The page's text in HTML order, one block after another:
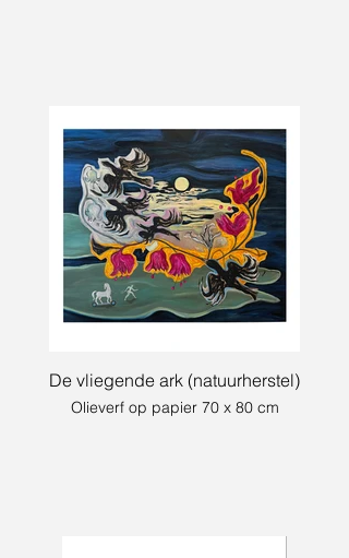
De vliegende ark (natuurherstel)
Olieverf op papier 70 x 80 cm